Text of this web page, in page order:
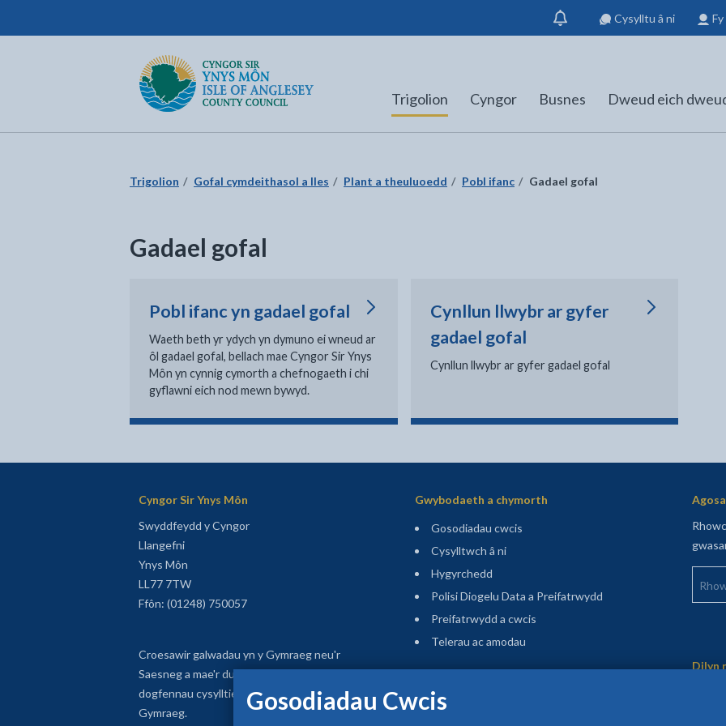
Gosodiadau Cwcis
Dangos
hysbysiad
Cysylltu â ni
Cyngor Sir Ynys MônDychwelyd i'r dudalen gartref
Trigolion Cyngor Busnes Dweud eich
Trigolion Gofal cymdeithasol a lles Plant a theuluoedd Pobl ifanc Gadael gofal
Gadael gofal
Pobl ifanc yn gadael gofal
Waeth beth yr ydych yn dymuno ei wneud ar
ôl gadael gofal, bellach mae Cyngor Sir Ynys
Môn yn cynnig cymorth a chefnogaeth i chi
gyflawni eich nod mewn bywyd.
Cynllun llwybr ar gyfer
gadael gofal
Cynllun llwybr ar gyfer gadael gofal
Cyngor Sir Ynys Môn
Swyddfeydd y Cyngor
Llangefni
Ynys Môn
LL77 7TW
Ffôn: (01248) 750057
Croesawir galwadau yn y Gymraeg neu'r
Saesneg a mae'r dudalen yma a'r
dogfennau cysylltiedig ar gael yn y
Gymraeg.
Gwybodaeth a chymorth
Gosodiadau cwcis
Cysylltwch â ni
Hygyrchedd
Polisi Diogelu Data a Preifatrwydd
Preifatrwydd a cwcis
Telerau ac amodau
Cofrestru am ein cylchlythyrau
Dilyn